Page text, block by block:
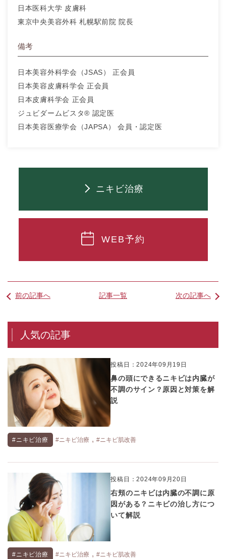
日本医科大学 皮膚科
東京中央美容外科 札幌駅前院 院長
備考
日本美容外科学会（JSAS） 正会員
日本美容皮膚科学会 正会員
日本皮膚科学会 正会員
ジュビダームビスタ® 認定医
日本美容医療学会（JAPSA） 会員・認定医
ニキビ治療
WEB予約
前の記事へ 記事一覧 次の記事へ
人気の記事
投稿日：2024年09月19日
鼻の頭にできるニキビは内臓が
不調のサイン？原因と対策を解
説
#ニキビ治療 #ニキビ治療 , #ニキビ肌改善
投稿日：2024年09月20日
右頬のニキビは内臓の不調に原
因がある？ニキビの治し方につ
いて解説
#ニキビ治療 #ニキビ治療 , #ニキビ肌改善